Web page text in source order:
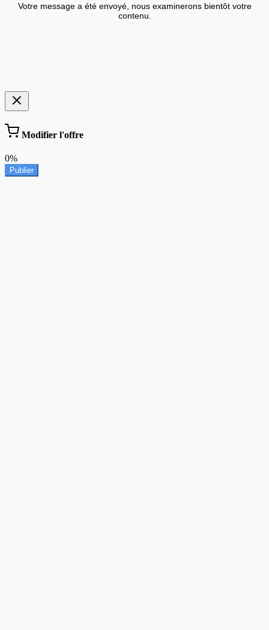
Votre message a été envoyé, nous examinerons bientôt votre
contenu.
Modifier l'offre
0%
Publier